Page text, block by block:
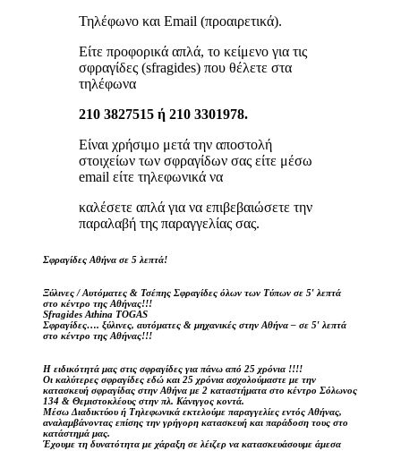
Τηλέφωνο και Email (προαιρετικά).
Είτε προφορικά απλά, το κείμενο για τις
σφραγίδες (sfragides) που θέλετε στα
τηλέφωνα
210 3827515 ή 210 3301978.
Είναι χρήσιμο μετά την αποστολή
στοιχείων των σφραγίδων σας είτε μέσω
email είτε τηλεφωνικά να
καλέσετε απλά για να επιβεβαιώσετε την
παραλαβή της παραγγελίας σας.
Σφραγίδες Αθήνα σε 5 λεπτά!
Ξύλινες / Αυτόματες & Τσέπης Σφραγίδες όλων των Τύπων σε 5′ λεπτά
στο κέντρο της Αθήνας!!!
Sfragides Athina TOGAS
Σφραγίδες…. ξύλινες, αυτόματες & μηχανικές στην Αθήνα – σε 5′ λεπτά
στο κέντρο της Αθήνας!!!
Η ειδικότητά μας στις σφραγίδες για πάνω από 25 χρόνια !!!!
Οι καλύτερες σφραγίδες εδώ και 25 χρόνια ασχολούμαστε με την
κατασκευή σφραγίδας στην Αθήνα με 2 καταστήματα στο κέντρο Σόλωνος
134 & Θεμιστοκλέους στην πλ. Κάνιγγος κοντά.
Μέσω Διαδικτύου ή Τηλεφωνικά εκτελούμε παραγγελίες εντός Αθήνας,
αναλαμβάνοντας επίσης την γρήγορη κατασκευή και παράδοση τους στο
κατάστημά μας.
Έχουμε τη δυνατότητα με χάραξη σε λέιζερ να κατασκευάσουμε άμεσα